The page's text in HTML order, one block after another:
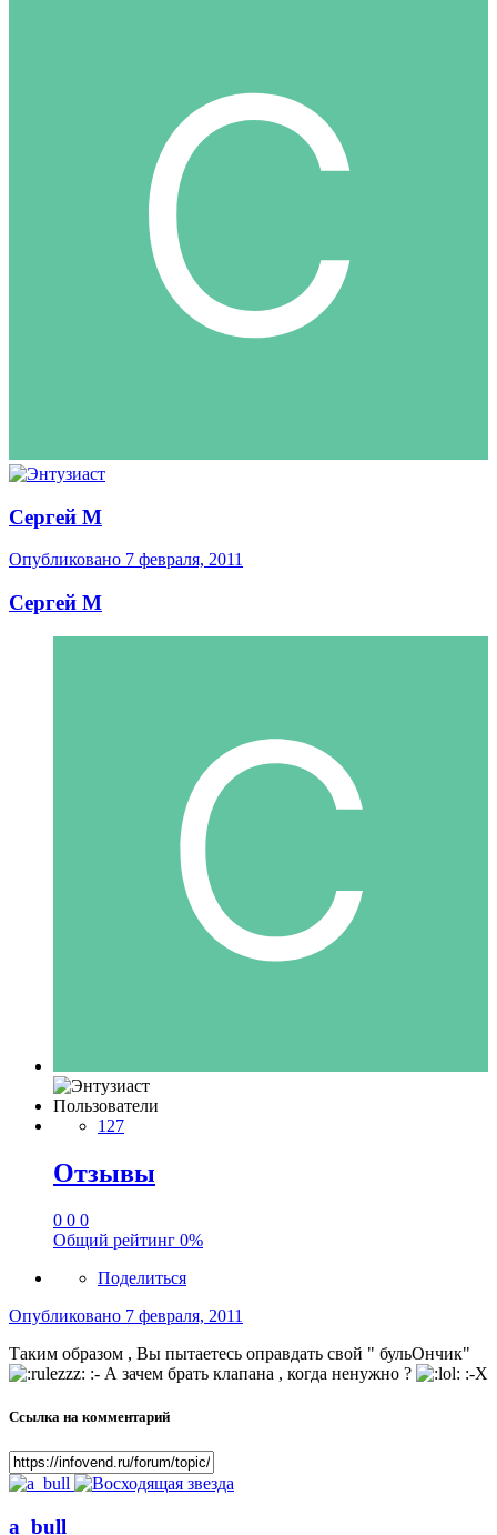
Сергей М
Опубликовано 7 февраля, 2011
Сергей М
Пользователи
127
Отзывы
0 0 0
Общий рейтинг 0%
Поделиться
Опубликовано 7 февраля, 2011
Таким образом , Вы пытаетесь оправдать свой " бульОнчик"
:- А зачем брать клапана , когда ненужно ?
:-X
Ссылка на комментарий
a_bull